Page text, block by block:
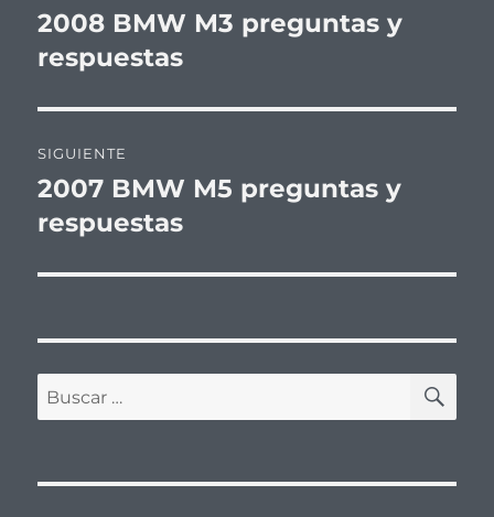
de
entradas
Entrada
anterior:
2008 BMW M3 preguntas y
respuestas
SIGUIENTE
Entrada
siguiente:
2007 BMW M5 preguntas y
respuestas
Buscar
por: